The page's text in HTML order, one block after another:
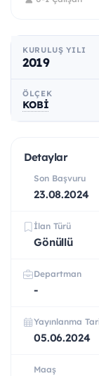
KURULUŞ YILI
2019
ÖLÇEK
KOBİ
Detaylar
Son Başvuru
23.08.2024
İlan Türü
Gönüllü
Departman
-
Yayınlanma
05.06.2024
Maaş